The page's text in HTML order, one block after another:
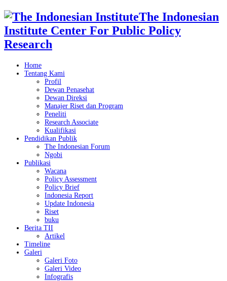
The Indonesian
Institute Center For Public Policy
Research
Home
Tentang Kami
Profil
Dewan Penasehat
Dewan Direksi
Manajer Riset dan Program
Peneliti
Research Associate
Kualifikasi
Pendidikan Publik
The Indonesian Forum
Ngobi
Publikasi
Wacana
Policy Assessment
Policy Brief
Indonesia Report
Update Indonesia
Riset
buku
Berita TII
Artikel
Timeline
Galeri
Galeri Foto
Galeri Video
Infografis